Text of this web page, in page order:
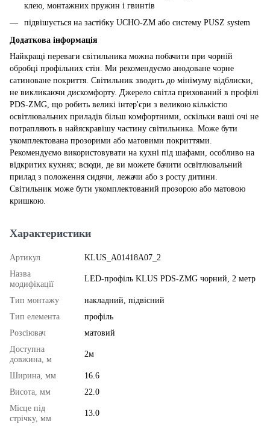
клею, монтажних пружин і гвинтів
підвішується на застібку UCHO-ZM або систему PUSZ system
Додаткова інформація
Найкращі переваги світильника можна побачити при чорній
обробці профільних стін. Ми рекомендуємо анодоване чорне
сатиноване покриття. Світильник зводить до мінімуму відблиски,
не викликаючи дискомфорту. Джерело світла прихований в профілі
PDS-ZMG, що робить великі інтер'єри з великою кількістю
освітлювальних приладів більш комфортними, оскільки ваші очі не
потрапляють в найяскравішу частину світильника. Може бути
укомплектована прозорими або матовими покриттями.
Рекомендуємо використовувати на кухні під шафами, особливо на
відкритих кухнях; всюди, де ви можете бачити освітлювальний
прилад з положення сидячи, лежачи або з росту дитини.
Світильник може бути укомплектований прозорою або матовою
кришкою.
Характеристики
Артикул
KLUS_A01418A07_2
Назва
модифікації
LED-профіль KLUS PDS-ZMG чорний, 2 метр
Тип монтажу
накладний, підвісний
Тип елемента
профіль
Розсіювач
матовий
Доступна
довжина, м
2м
Ширина, мм
16.6
Висота, мм
22.0
Місце під
стрічку, мм
13.0